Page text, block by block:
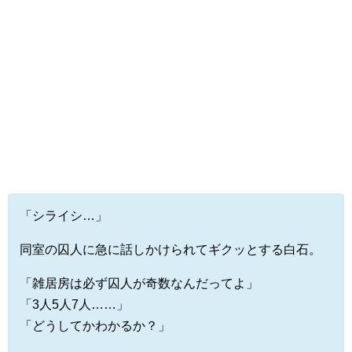
「シライシ…」
同室の囚人に急に話しかけられてギクッとする白石。
「雑居房は必ず囚人が奇数なんだってよ」
「3人5人7人……」
「どうしてかわかるか？」